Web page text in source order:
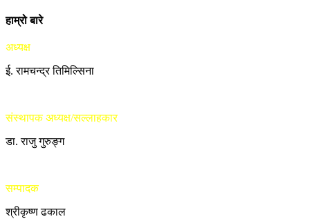
हाम्रो बारे
अध्यक्ष
ई. रामचन्द्र तिमिल्सिना
संस्थापक अध्यक्ष/सल्लाहकार
डा. राजु गुरुङ्ग
सम्पादक
श्रीकृष्ण ढकाल